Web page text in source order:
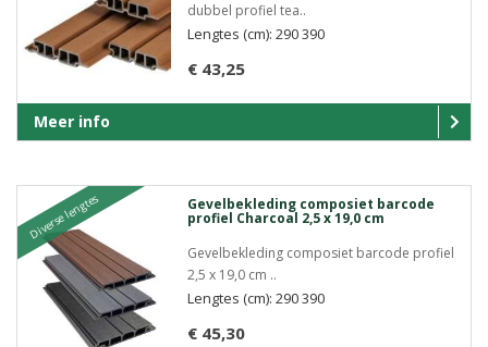
dubbel profiel tea..
€ 43,25
Lengtes (cm): 290 390
Meer info
Diverse lengtes Gevelbekleding composiet barcode
profiel Charcoal 2,5 x 19,0 cm
Gevelbekleding composiet barcode profiel
2,5 x 19,0 cm ..
€ 45,30
Lengtes (cm): 290 390